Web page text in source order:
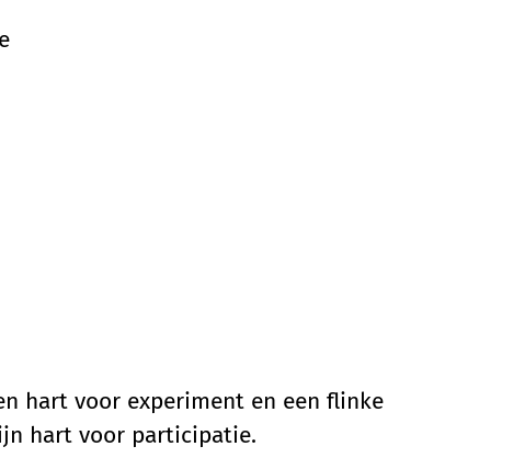
hart voor experiment en een flinke
hart voor participatie.